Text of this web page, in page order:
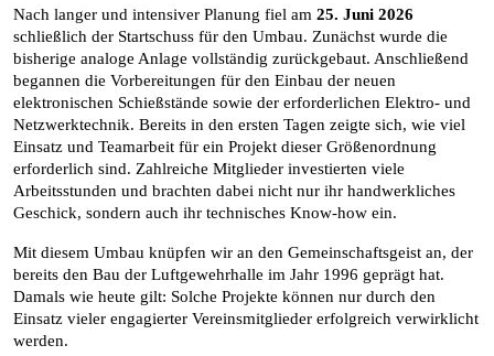
Nach langer und intensiver Planung fiel am 25. Juni 2026
schließlich der Startschuss für den Umbau. Zunächst wurde die
bisherige analoge Anlage vollständig zurückgebaut. Anschließend
begannen die Vorbereitungen für den Einbau der neuen
elektronischen Schießstände sowie der erforderlichen Elektro- und
Netzwerktechnik. Bereits in den ersten Tagen zeigte sich, wie viel
Einsatz und Teamarbeit für ein Projekt dieser Größenordnung
erforderlich sind. Zahlreiche Mitglieder investierten viele
Arbeitsstunden und brachten dabei nicht nur ihr handwerkliches
Geschick, sondern auch ihr technisches Know-how ein.
Mit diesem Umbau knüpfen wir an den Gemeinschaftsgeist an, der
bereits den Bau der Luftgewehrhalle im Jahr 1996 geprägt hat.
Damals wie heute gilt: Solche Projekte können nur durch den
Einsatz vieler engagierter Vereinsmitglieder erfolgreich verwirklicht
werden.